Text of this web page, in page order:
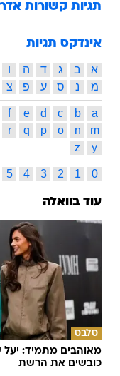
תגיות קשורות
אינדקס תגיות
א ב ג ד ה ו
מ
נ ס ע פ צ
a
b
c
d
e
f
m
n
o
p
q
r
y
z
0
1
2
3
4
5
עוד בוואלה
סלבס
מאוהבים מתמיד: יעל
כובשים את הרשת